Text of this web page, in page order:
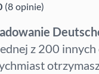
(8 opinie)
z 200